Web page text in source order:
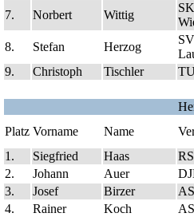
7.
Norbert Wittig
8.
Stefan Herzog
9.
Christoph Tischler
Platz Vorname Name
1.
Siegfried Haas
2.
Johann Auer
3.
Josef Birzer
4.
Rainer Koch